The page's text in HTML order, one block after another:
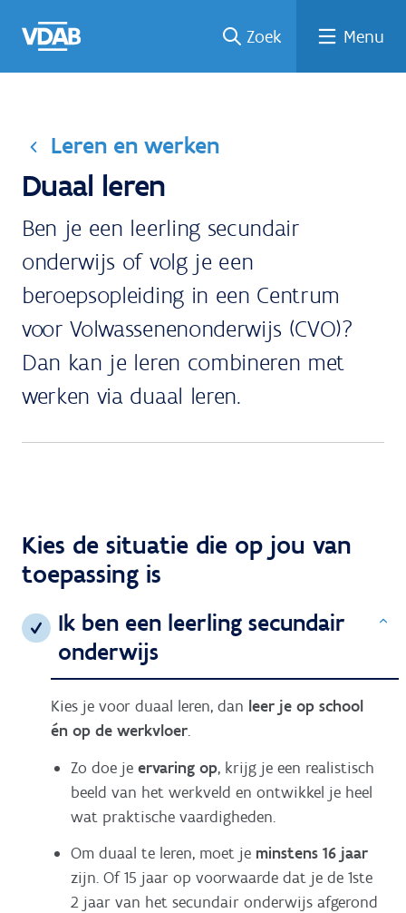
naar
een
een
job
naar
Zoek Menu
Leren en werken
Duaal leren
Ben je een leerling secundair
onderwijs of volg je een
beroepsopleiding in een Centrum
voor Volwassenenonderwijs (CVO)?
Dan kan je leren combineren met
werken via duaal leren.
Kies de situatie die op jou van
toepassing is
Ik ben een leerling secundair
onderwijs
Kies je voor duaal leren, dan leer je op school
én op de werkvloer.
Zo doe je ervaring op, krijg je een realistisch
beeld van het werkveld en ontwikkel je heel
wat praktische vaardigheden.
Om duaal te leren, moet je minstens 16 jaar
zijn. Of 15 jaar op voorwaarde dat je de 1ste
2 jaar van het secundair onderwijs afgerond